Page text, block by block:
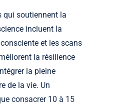
qui soutiennent la
incluent la
et les scans
la résilience
la pleine
de la vie. Un
consacrer 10 à 15